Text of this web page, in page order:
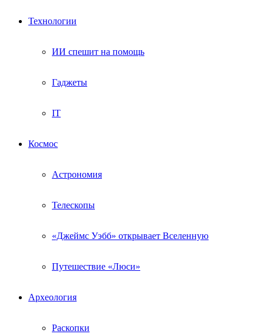
Технологии
ИИ спешит на помощь
Гаджеты
IT
Космос
Астрономия
Телескопы
«Джеймс Уэбб» открывает Вселенную
Путешествие «Люси»
Археология
Раскопки